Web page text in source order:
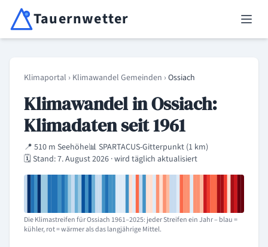
Tauernwetter
Unabhängiger Wetterdienst für Kärnten, Osttirol & Alpenregion
Klimaportal › Klimawandel Gemeinden › Ossiach
Klimawandel in Ossiach:
Klimadaten seit 1961
📍 510 m Seehöhe📊 SPARTACUS-Gitterpunkt (1 km)
🗓️ Stand: 7. August 2026 · wird täglich aktualisiert
Die Klimastreifen für Ossiach 1961–2025: jeder Streifen ein Jahr – blau =
kühler, rot = wärmer als das langjährige Mittel.